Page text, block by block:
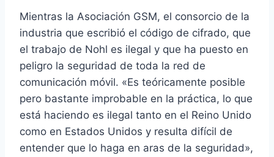
Mientras la Asociación GSM, el consorcio de la
industria que escribió el código de cifrado, que
el trabajo de Nohl es ilegal y que ha puesto en
peligro la seguridad de toda la red de
comunicación móvil. «Es teóricamente posible
pero bastante improbable en la práctica, lo que
está haciendo es ilegal tanto en el Reino Unido
como en Estados Unidos y resulta difí­cil de
entender que lo haga en aras de la seguridad»,